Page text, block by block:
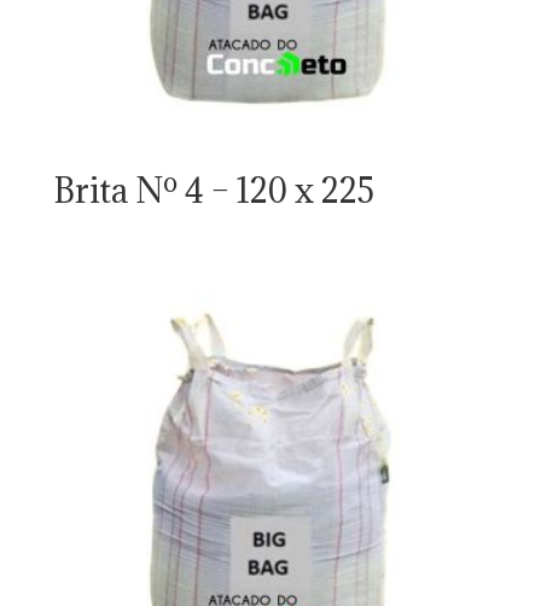
Brita Nº 4 – 120 x 225